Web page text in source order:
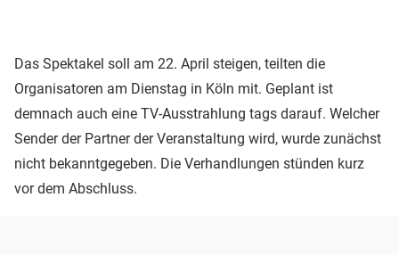
Das Spektakel soll am 22. April steigen, teilten die
Organisatoren am Dienstag in Köln mit. Geplant ist
demnach auch eine TV-Ausstrahlung tags darauf. Welcher
Sender der Partner der Veranstaltung wird, wurde zunächst
nicht bekanntgegeben. Die Verhandlungen stünden kurz
vor dem Abschluss.